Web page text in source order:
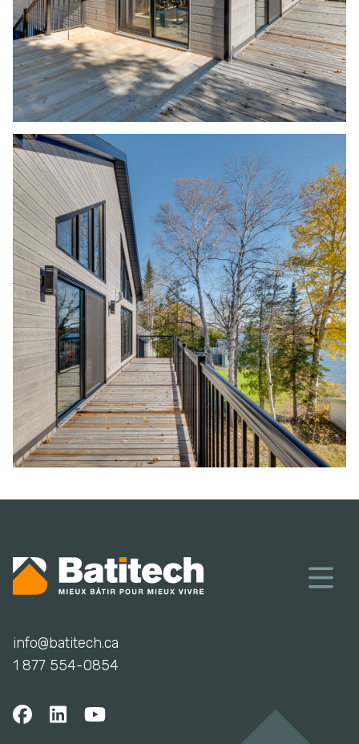
info@batitech.ca
1 877 554-0854